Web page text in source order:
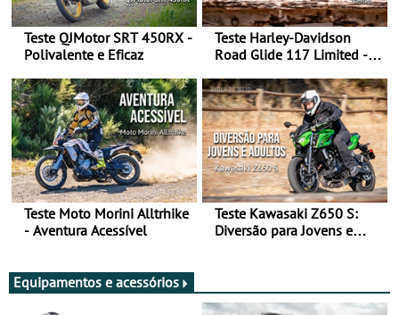
Teste QJMotor SRT 450RX -
Polivalente e Eficaz
Teste Harley-Davidson
Road Glide 117 Limited - A
Teste Moto Morini Alltrhike
- Aventura Acessível
Teste Kawasaki Z650 S:
Diversão para Jovens e
Equipamentos e acessórios